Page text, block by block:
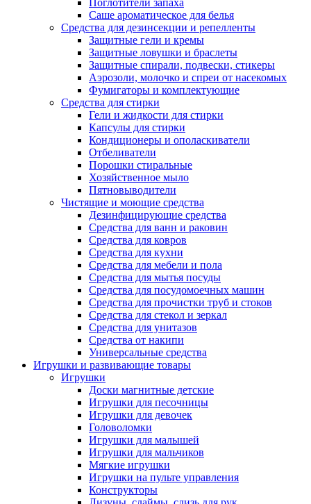
Саше ароматическое для белья
Средства для дезинсекции и репелленты
Защитные гели и кремы
Защитные ловушки и браслеты
Защитные спирали, подвески, стикеры
Аэрозоли, молочко и спреи от насекомых
Фумигаторы и комплектующие
Средства для стирки
Гели и жидкости для стирки
Капсулы для стирки
Кондиционеры и ополаскиватели
Отбеливатели
Порошки стиральные
Хозяйственное мыло
Пятновыводители
Чистящие и моющие средства
Дезинфицирующие средства
Средства для ванн и раковин
Средства для ковров
Средства для кухни
Средства для мебели и пола
Средства для мытья посуды
Средства для посудомоечных машин
Средства для прочистки труб и стоков
Средства для стекол и зеркал
Средства для унитазов
Средства от накипи
Универсальные средства
Игрушки и развивающие товары
Игрушки
Доски магнитные детские
Игрушки для песочницы
Игрушки для девочек
Головоломки
Игрушки для малышей
Игрушки для мальчиков
Мягкие игрушки
Игрушки на пульте управления
Конструкторы